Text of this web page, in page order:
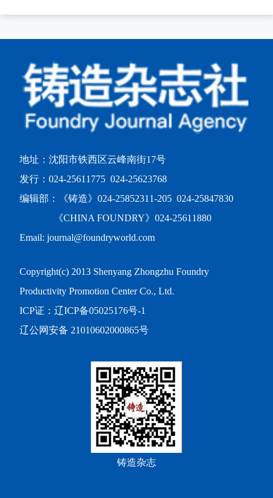
地址：沈阳市铁西区云峰南街17号
发行：024-25611775 024-25623768
编辑部：《铸造》024-25852311-205 024-25847830
《CHINA FOUNDRY》024-25611880
Email: journal@foundryworld.com
Copyright(c) 2013 Shenyang Zhongzhu Foundry
Productivity Promotion Center Co., Ltd.
ICP证： 辽ICP备05025176号-1
辽公网安备 21010602000865号
铸造杂志